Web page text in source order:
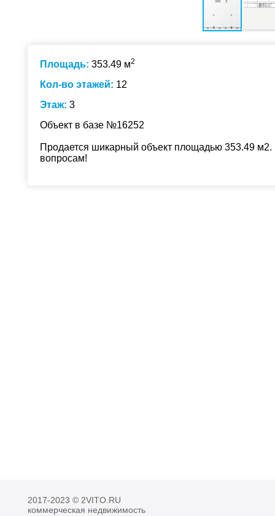
Площадь: 353.49 м2
Кол-во этажей: 12
Этаж: 3
Объект в базе №16252
Продается шикарный объект площадью 353.49
вопросам!
2017-2023 © 2VITO.RU
коммерческая недвижимость